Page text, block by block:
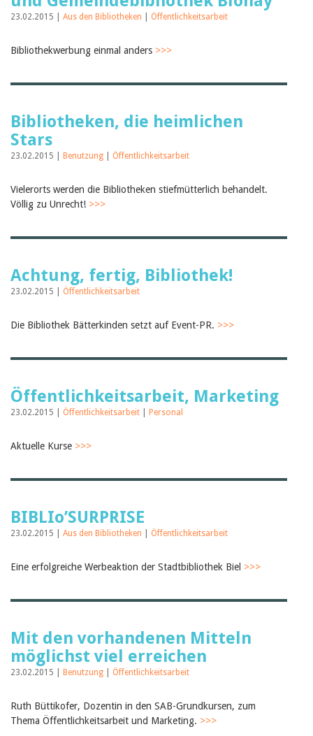
23.02.2015 | Aus den Bibliotheken Öffentlichkeitsarbeit
Bibliothekwerbung einmal anders >>>
Bibliotheken, die heimlichen
Stars
23.02.2015 | Benutzung Öffentlichkeitsarbeit
Vielerorts werden die Bibliotheken stiefmütterlich behandelt.
Völlig zu Unrecht! >>>
Achtung, fertig, Bibliothek!
23.02.2015 | Öffentlichkeitsarbeit
Die Bibliothek Bätterkinden setzt auf Event-PR. >>>
Öffentlichkeitsarbeit, Marketing
23.02.2015 | Öffentlichkeitsarbeit Personal
Aktuelle Kurse >>>
BIBLIo’SURPRISE
23.02.2015 | Aus den Bibliotheken Öffentlichkeitsarbeit
Eine erfolgreiche Werbeaktion der Stadtbibliothek Biel >>>
Mit den vorhandenen Mitteln
möglichst viel erreichen
23.02.2015 | Benutzung Öffentlichkeitsarbeit
Ruth Büttikofer, Dozentin in den SAB-Grundkursen, zum
Thema Öffentlichkeitsarbeit und Marketing. >>>